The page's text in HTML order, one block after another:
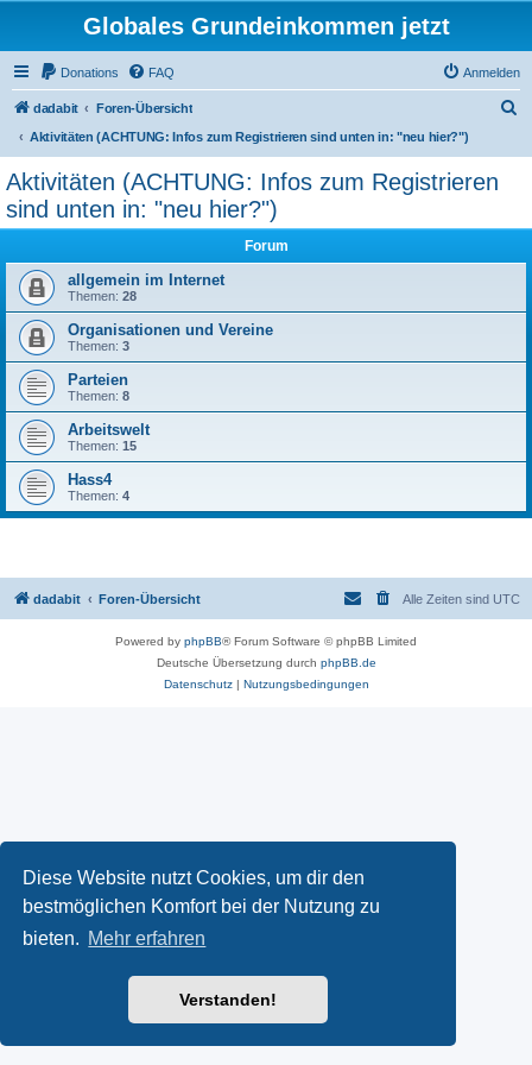
Diese Website nutzt Cookies, um dir den
bestmöglichen Komfort bei der Nutzung zu
bieten. Mehr erfahren
Verstanden!
Globales Grundeinkommen jetzt
Donations FAQ Anmelden
dadabit
Foren-Übersicht
Aktivitäten (ACHTUNG: Infos zum Registrieren sind unten in: "neu hier?")
Aktivitäten (ACHTUNG: Infos zum Registrieren
sind unten in: "neu hier?")
Forum
allgemein im Internet
Themen: 28
Organisationen und Vereine
Themen: 3
Parteien
Themen: 8
Arbeitswelt
Themen: 15
Hass4
Themen: 4
dadabit Foren-Übersicht Alle Zeiten sind UTC
Powered by phpBB® Forum Software © phpBB Limited
Deutsche Übersetzung durch phpBB.de
Datenschutz| Nutzungsbedingungen